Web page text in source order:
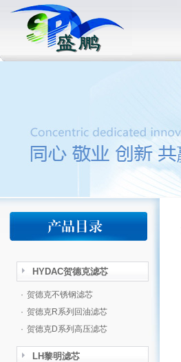
HYDAC贺德克滤芯
· 贺德克不锈钢滤芯
· 贺德克R系列回油滤芯
· 贺德克D系列高压滤芯
LH黎明滤芯